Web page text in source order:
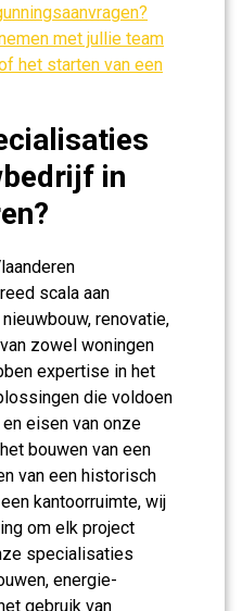
met jullie team
het starten van een
in
scala aan
renovatie,
zowel woningen
expertise in het
die voldoen
eisen van onze
bouwen van een
van een historisch
kantoorruimte, wij
om elk project
specialisaties
energie-
gebruik van